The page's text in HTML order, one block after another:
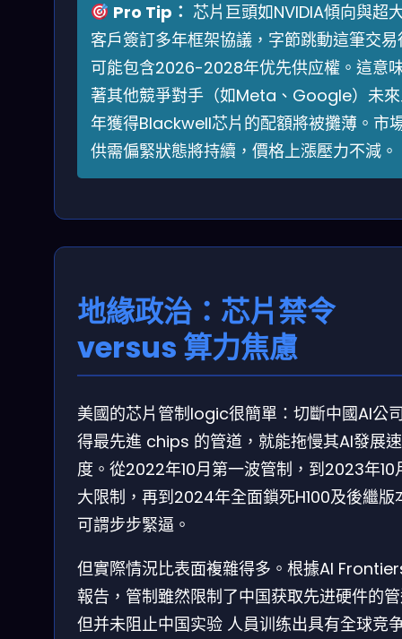
Pro Tip： 芯片巨頭如NVIDIA傾向與超
客戶簽訂多年框架協議，字節跳動這筆交易
可能包含2026-2028年优先供应權。這意
著其他競爭對手（如Meta、Google）未
年獲得Blackwell芯片的配額將被攤薄。市
供需偏緊狀態將持續，價格上漲壓力不減。
地緣政治：芯片禁令
versus 算力焦慮
美國的芯片管制logic很簡單：切斷中國AI公
得最先進 chips 的管道，就能拖慢其AI發展速
度。從2022年10月第一波管制，到2023年10
大限制，再到2024年全面鎖死H100及後繼版
可謂步步緊逼。
但實際情況比表面複雜得多。根據AI
報告，管制雖然限制了中国获取先进硬件的
但并未阻止中国实验 ⼈員训练出具有全球竞